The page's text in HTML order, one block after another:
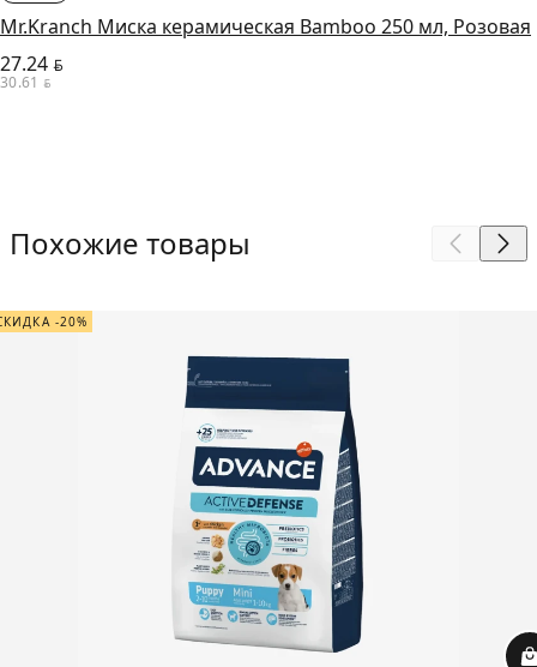
Mr.Kranch Миска керамическая Bamboo 250 мл, Розовая
27.24 BYN
30.61 BYN
Похожие товары
-20%